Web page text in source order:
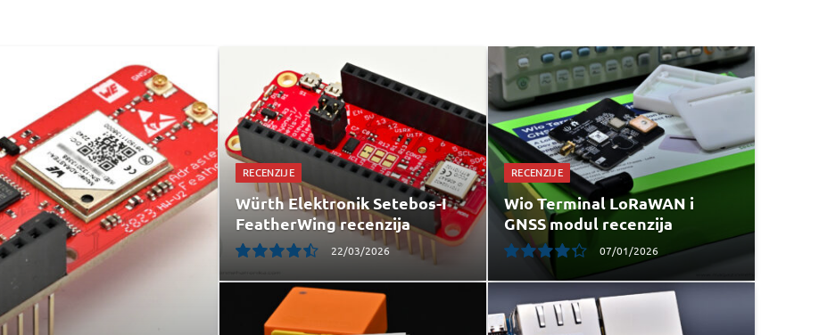
RECENZIJE
Würth Elektronik Setebos-I
FeatherWing recenzija
9
22/03/2026
RECENZIJE
Wio Terminal LoRaWAN i
GNSS modul recenzija
8.7
07/01/2026